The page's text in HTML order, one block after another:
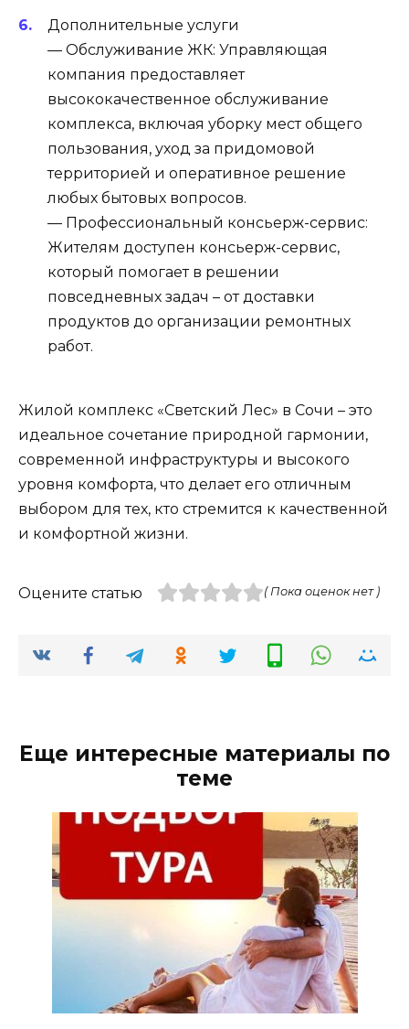
Дополнительные услуги
— Обслуживание ЖК: Управляющая
компания предоставляет
высококачественное обслуживание
комплекса, включая уборку мест общего
пользования, уход за придомовой
территорией и оперативное решение
любых бытовых вопросов.
— Профессиональный консьерж-сервис:
Жителям доступен консьерж-сервис,
который помогает в решении
повседневных задач – от доставки
продуктов до организации ремонтных
работ.
Жилой комплекс «Светский Лес» в Сочи – это
идеальное сочетание природной гармонии,
современной инфраструктуры и высокого
уровня комфорта, что делает его отличным
выбором для тех, кто стремится к качественной
и комфортной жизни.
Оцените статью ( Пока оценок нет )
Еще интересные материалы по
теме